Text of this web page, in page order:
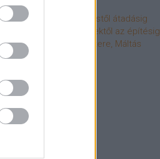
története: építéstől átadásig
története: ötletektől az építésig
elfeledett mestere, Máltás
...